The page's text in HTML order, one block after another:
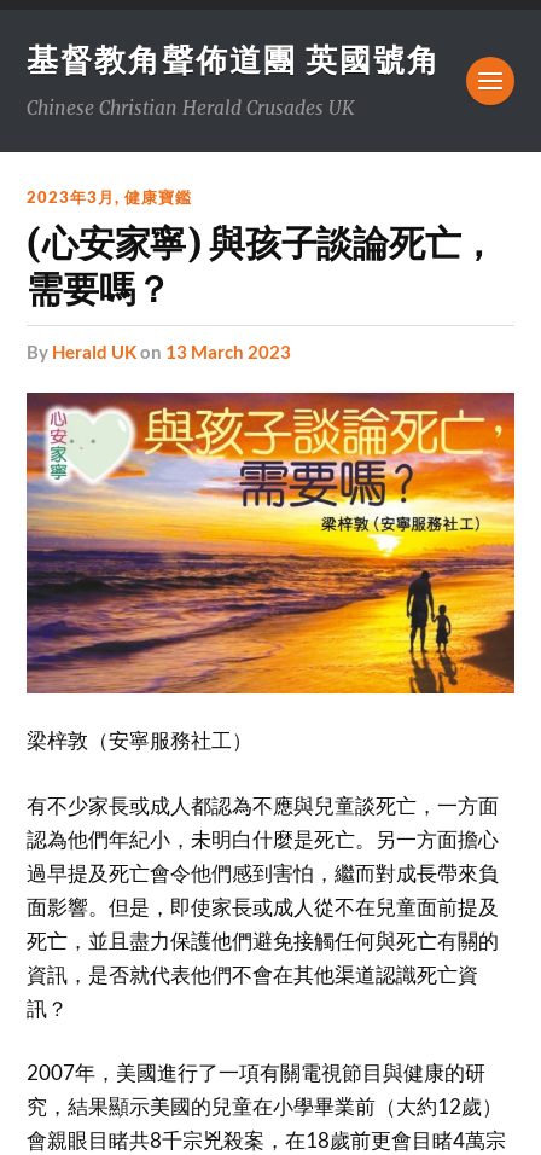
基督教角聲佈道團 英國號角
Chinese Christian Herald Crusades UK
2023年3月,健康寶鑑
(心安家寧) 與孩子談論死亡，
需要嗎？
by Herald UKon 13 March 2023
梁梓敦（安寧服務社工）
有不少家長或成人都認為不應與兒童談死亡，一方面
認為他們年紀小，未明白什麼是死亡。另一方面擔心
過早提及死亡會令他們感到害怕，繼而對成長帶來負
面影響。但是，即使家長或成人從不在兒童面前提及
死亡，並且盡力保護他們避免接觸任何與死亡有關的
資訊，是否就代表他們不會在其他渠道認識死亡資
訊？
2007年，美國進行了一項有關電視節目與健康的研
究，結果顯示美國的兒童在小學畢業前（大約12歲）
會親眼目睹共8千宗兇殺案，在18歲前更會目睹4萬宗